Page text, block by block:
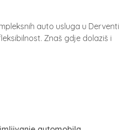
auto usluga u Derventi
Znaš gdje dolaziš i